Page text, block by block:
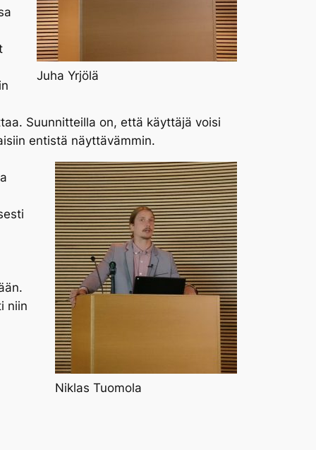
Juha Yrjölä
Suunnitteilla on, että käyttäjä voisi
entistä näyttävämmin.
Niklas Tuomola
niin